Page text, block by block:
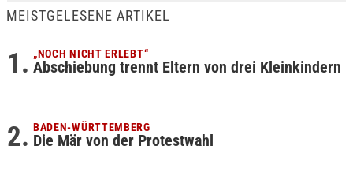
MEISTGELESENE ARTIKEL
„NOCH NICHT ERLEBT“
Abschiebung trennt Eltern von drei Kleinkindern
BADEN-WÜRTTEMBERG
Die Mär von der Protestwahl